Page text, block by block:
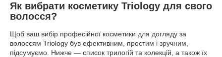
Як вибрати косметику Triology для свого
волосся?
Щоб ваш вибір професійної косметики для догляду за
волоссям Triology був ефективним, простим і зручним,
підсумуємо. Нижче — список трилогій та колекцій, а також їх